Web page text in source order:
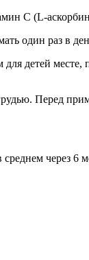
С (L-
один раз в
детей
Перед
через 6